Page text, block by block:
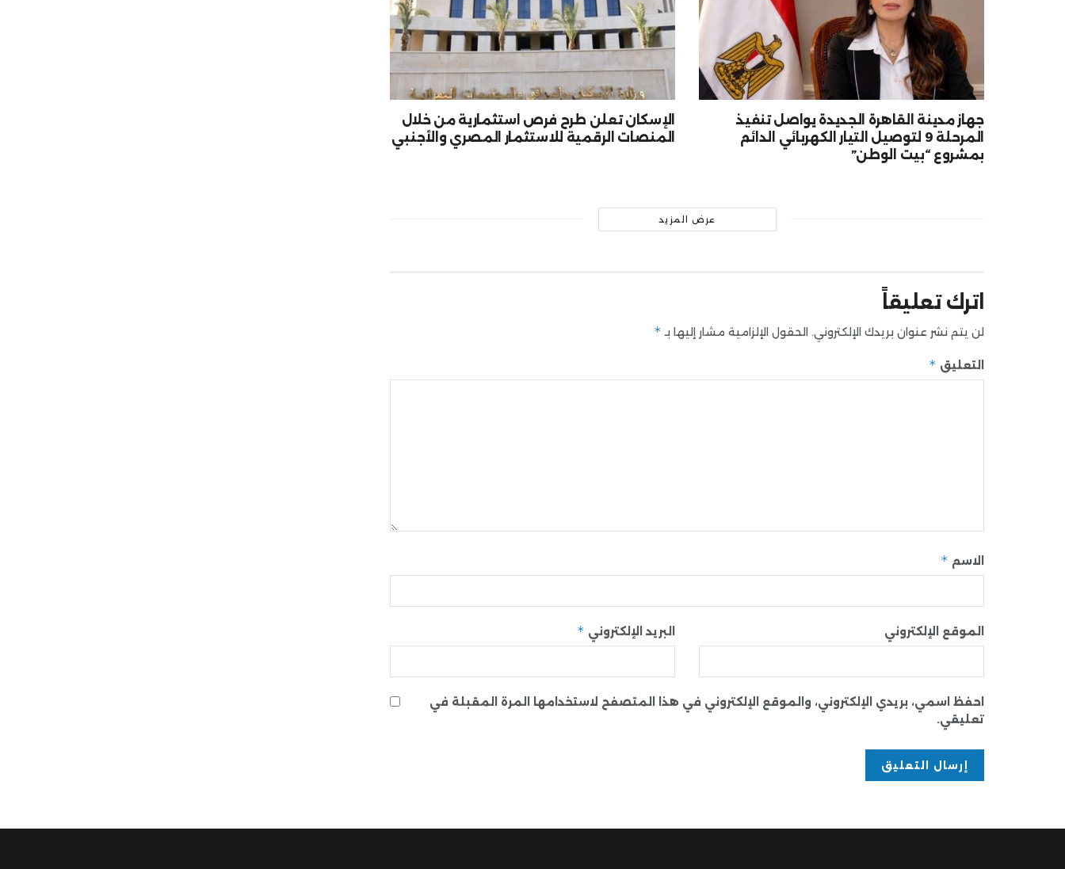
جهاز مدينة القاهرة الجديدة يواصل تنفيذ
المرحلة 9 لتوصيل التيار الكهربائي الدائم
بمشروع “بيت الوطن”
الإسكان تعلن طرح فرص استثمارية من خلال
المنصات الرقمية للاستثمار المصري والأجنبي
عرض المزيد
اترك تعليقاً
لن يتم نشر عنوان بريدك الإلكتروني. الحقول الإلزامية مشار إليها بـ *
التعليق *
الاسم *
البريد الإلكتروني * الموقع الإلكتروني
احفظ اسمي، بريدي الإلكتروني، والموقع الإلكتروني في هذا المتصفح لاستخدامها المرة المقبلة في
تعليقي.